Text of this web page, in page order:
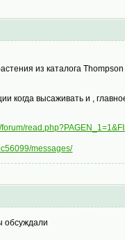
из каталога
когда высаживать и ,
messages/
обсуждали